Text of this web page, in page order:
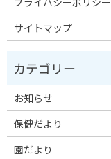
サイトマップ
お知らせ
保健だより
園だより